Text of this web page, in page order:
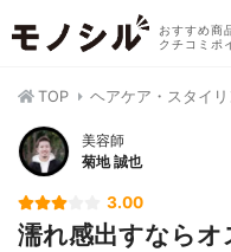
おすすめ商
クチコミポ
TOP ヘアケア・スタイ
美容師
菊地 誠也
3.00
濡れ感出すならオ